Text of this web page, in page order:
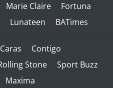
Marie Claire
Fortuna
Lunateen BATimes
Caras
Contigo
Stone
Sport Buzz
Maxima